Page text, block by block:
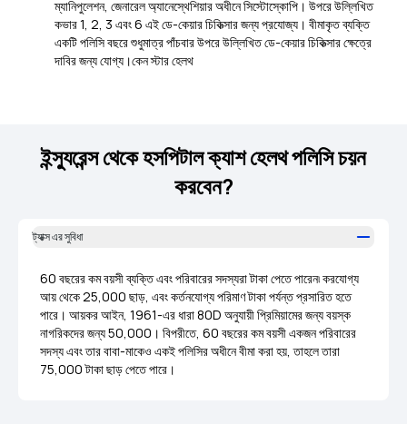
ম্যানিপুলেশন, জেনারেল অ্যানেস্থেশিয়ার অধীনে সিস্টোস্কোপি। উপরে উল্লিখিত
কভার 1, 2, 3 এবং 6 এই ডে-কেয়ার চিকিত্সার জন্য প্রযোজ্য। বীমাকৃত ব্যক্তি
একটি পলিসি বছরে শুধুমাত্র পাঁচবার উপরে উল্লিখিত ডে-কেয়ার চিকিত্সার ক্ষেত্রে
দাবির জন্য যোগ্য।কেন স্টার হেলথ
ইন্স্যুরেন্স থেকে হসপিটাল ক্যাশ হেলথ পলিসি চয়ন
করবেন?
ট্যাক্স এর সুবিধা
60 বছরের কম বয়সী ব্যক্তি এবং পরিবারের সদস্যরা টাকা পেতে পারেন৷ করযোগ্য
আয় থেকে 25,000 ছাড়, এবং কর্তনযোগ্য পরিমাণ টাকা পর্যন্ত প্রসারিত হতে
পারে। আয়কর আইন, 1961-এর ধারা 80D অনুযায়ী প্রিমিয়ামের জন্য বয়স্ক
নাগরিকদের জন্য 50,000। বিপরীতে, 60 বছরের কম বয়সী একজন পরিবারের
সদস্য এবং তার বাবা-মাকেও একই পলিসির অধীনে বীমা করা হয়, তাহলে তারা
75,000 টাকা ছাড় পেতে পারে।